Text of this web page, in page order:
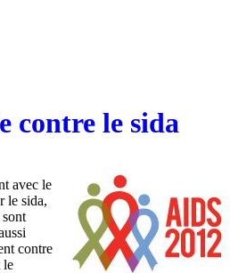
contre le sida
avec le
le sida,
contre
le